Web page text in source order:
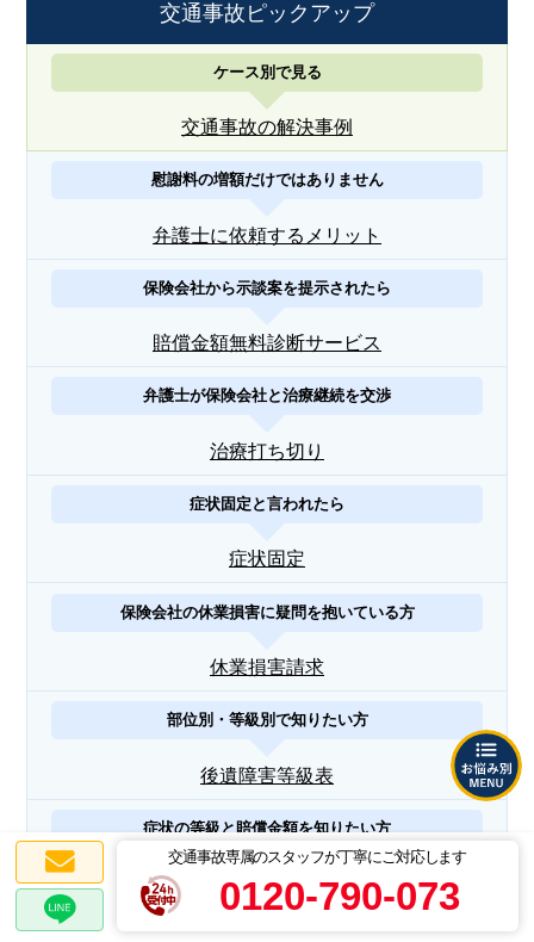
交通事故専属のスタッフが丁寧にご対応します
0120-790-073
交通事故ピックアップ
ケース別で見る
交通事故の解決事例
慰謝料の増額だけではありません
弁護士に依頼するメリット
保険会社から示談案を提示されたら
賠償金額無料診断サービス
弁護士が保険会社と治療継続を交渉
治療打ち切り
症状固定と言われたら
症状固定
保険会社の休業損害に疑問を抱いている方
休業損害請求
部位別・等級別で知りたい方
後遺障害等級表
症状の等級と賠償金額を知りたい方
後遺障害等級認定一発計算